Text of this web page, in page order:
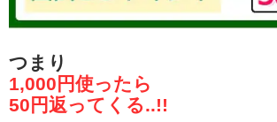
つまり
1,000円使ったら
50円返ってくる..!!